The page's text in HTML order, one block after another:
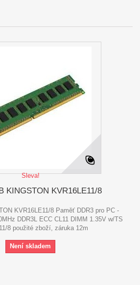
Sleva!
KINGSTON KVR16LE11/8
KVR16LE11/8 Paměť DDR3 pro PC -
DDR3L ECC CL11 DIMM 1.35V w/TS
8 použité zboží, záruka 12m
Není skladem